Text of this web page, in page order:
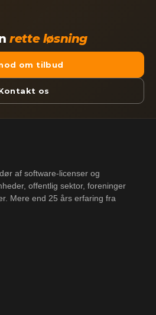
rette løsning
om tilbud
os
af software-licenser og
offentlig sektor, foreninger
Mere end 25 års erfaring fra